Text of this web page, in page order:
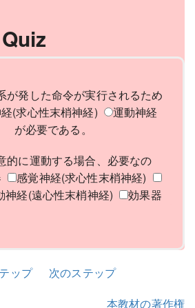
が発した命令が実行されるため
(求心性末梢神経)
運動神経
が必要である。
的に運動する場合、必要なの
感覚神経(求心性末梢神経)
神経(遠心性末梢神経)
効果器
ップ
次のステップ
本教材の著作権